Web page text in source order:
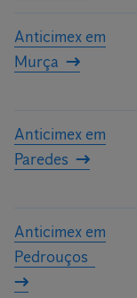
Anticimex em
Murça
Anticimex em
Paredes
Anticimex em
Pedrouços